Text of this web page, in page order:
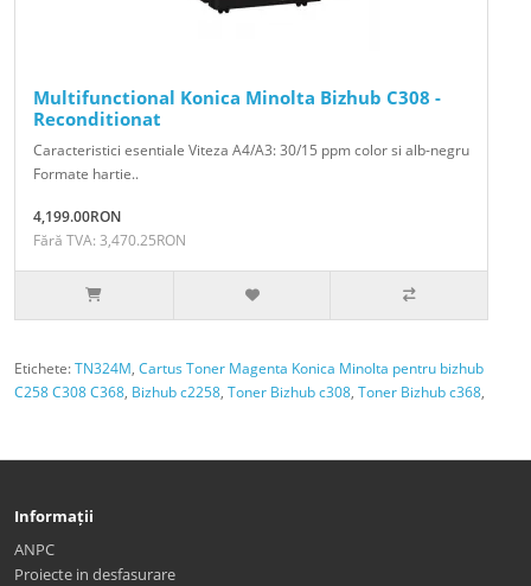
Multifunctional Konica Minolta Bizhub C308 -
Reconditionat
Caracteristici esentiale Viteza A4/A3: 30/15 ppm color si alb-negru
Formate hartie..
4,199.00RON
Fără TVA: 3,470.25RON
Etichete:TN324M, Cartus Toner Magenta Konica Minolta pentru bizhub
C258 C308 C368, Bizhub c2258, Toner Bizhub c308, Toner Bizhub c368,
Informații
ANPC
Proiecte in desfasurare